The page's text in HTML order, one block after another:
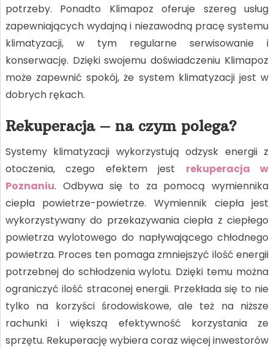
potrzeby. Ponadto Klimapoz oferuje szereg usług
zapewniających wydajną i niezawodną pracę systemu
klimatyzacji, w tym regularne serwisowanie i
konserwację. Dzięki swojemu doświadczeniu Klimapoz
może zapewnić spokój, że system klimatyzacji jest w
dobrych rękach.
Rekuperacja – na czym polega?
Systemy klimatyzacji wykorzystują odzysk energii z
otoczenia, czego efektem jest rekuperacja w
Poznaniu. Odbywa się to za pomocą wymiennika
ciepła powietrze-powietrze. Wymiennik ciepła jest
wykorzystywany do przekazywania ciepła z ciepłego
powietrza wylotowego do napływającego chłodnego
powietrza. Proces ten pomaga zmniejszyć ilość energii
potrzebnej do schłodzenia wylotu. Dzięki temu można
ograniczyć ilość straconej energii. Przekłada się to nie
tylko na korzyści środowiskowe, ale też na niższe
rachunki i większą efektywność korzystania ze
sprzętu. Rekuperację wybiera coraz więcej inwestorów